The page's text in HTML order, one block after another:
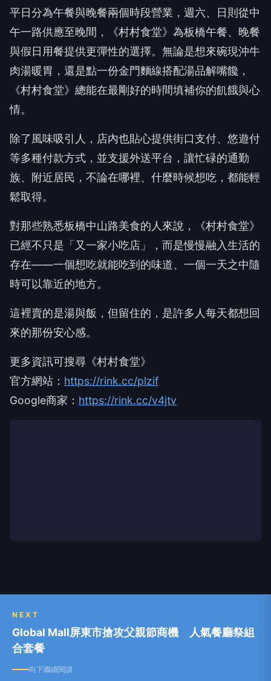
平日分為午餐與晚餐兩個時段營業，週六、日則從中
午一路供應至晚間，《村村食堂》為板橋午餐、晚餐
與假日用餐提供更彈性的選擇。無論是想來碗現沖牛
肉湯暖胃，還是點一份金門麵線搭配湯品解嘴饞，
《村村食堂》總能在最剛好的時間填補你的飢餓與心
情。
除了風味吸引人，店內也貼心提供街口支付、悠遊付
等多種付款方式，並支援外送平台，讓忙碌的通勤
族、附近居民，不論在哪裡、什麼時候想吃，都能輕
鬆取得。
對那些熟悉板橋中山路美食的人來說，《村村食堂》
已經不只是「又一家小吃店」，而是慢慢融入生活的
存在——一個想吃就能吃到的味道、一個一天之中隨
時可以靠近的地方。
這裡賣的是湯與飯，但留住的，是許多人每天都想回
來的那份安心感。
更多資訊可搜尋《村村食堂》
官方網站： https://rink.cc/plzif
Google商家： https://rink.cc/v4jtv
NEXT
Global Mall屏東市搶攻父親節商機 人氣餐廳祭組
合套餐
向下繼續閱讀